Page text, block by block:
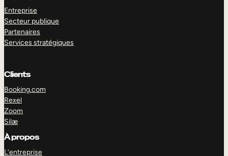
Entreprise
Secteur publique
Partenaires
Services stratégiques
Clients
Booking.com
Rexel
Zoom
Silæ
À propos
L’entreprise